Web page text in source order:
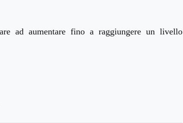
ad aumentarefino a raggiungere un livello